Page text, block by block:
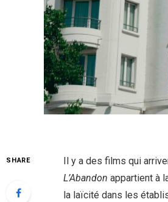
SHARE
Il y a des films qui
L’Abandon appartient à
la laïcité dans les